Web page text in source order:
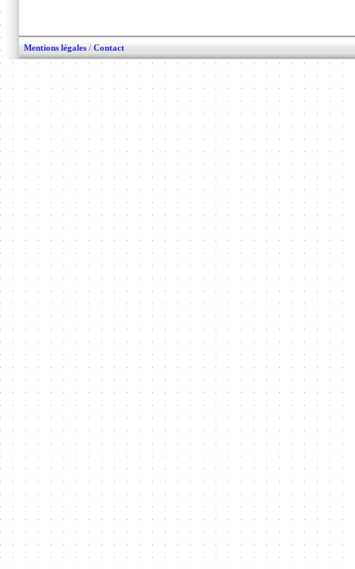
Mentions légales / Contact